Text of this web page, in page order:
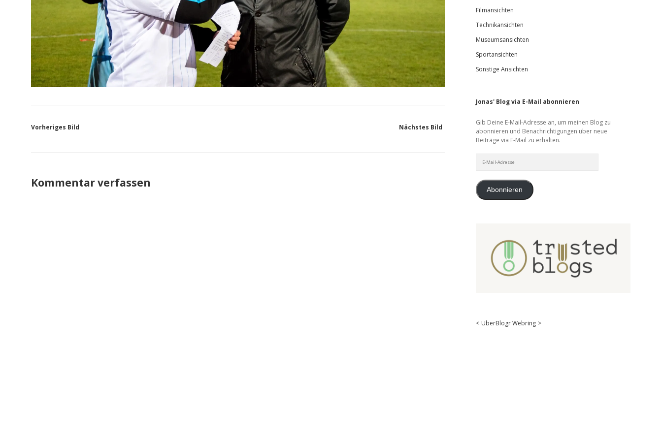
Vorheriges Bild Nächstes Bild
Kommentar verfassen
Filmansichten
Technikansichten
Museumsansichten
Sportansichten
Sonstige Ansichten
Jonas' Blog via E-Mail abonnieren
Gib Deine E-Mail-Adresse an, um meinen Blog zu
abonnieren und Benachrichtigungen über neue
Beiträge via E-Mail zu erhalten.
Mail-
Abonnieren
< UberBlogr Webring >